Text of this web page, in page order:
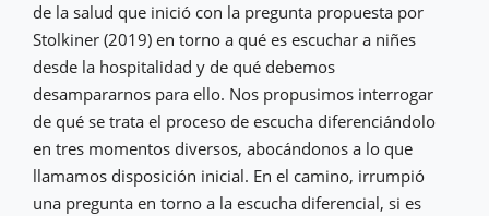
de la salud que inició con la pregunta propuesta por
Stolkiner (2019) en torno a qué es escuchar a niñes
desde la hospitalidad y de qué debemos
desampararnos para ello. Nos propusimos interrogar
de qué se trata el proceso de escucha diferenciándolo
en tres momentos diversos, abocándonos a lo que
llamamos disposición inicial. En el camino, irrumpió
una pregunta en torno a la escucha diferencial, si es